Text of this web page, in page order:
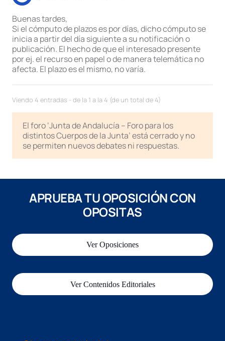
Buenas tardes,
Si el cómputo de plazos es por días, dicho cómputo se
inicia a partir del día siguiente a su notificación o
publicación. El hecho de que el interesado presente
por ej. el recurso en papel o de manera telemática no
afecta. El plazo es el mismo, no varía.
Viendo 4 entradas - de la 1 a la 4 (de un total de 4)
El foro ‘Junta de Andalucía – Foro para los
distintos Cuerpos de la Junta’ está cerrado y no
se permiten nuevos debates ni respuestas.
APRUEBA TU OPOSICIÓN CON
OPOSITAS
Ver Oposiciones
Ver Contenidos Editoriales